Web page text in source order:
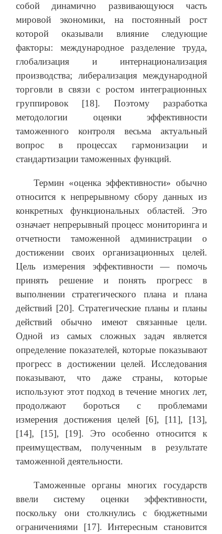
собой динамично развивающуюся часть
мировой экономики, на постоянный рост
которой оказывали влияние следующие
факторы: международное разделение труда,
глобализация и интернационализация
производства; либерализация международной
торговли в связи с ростом интеграционных
группировок [18]. Поэтому разработка
методологии оценки эффективности
таможенного контроля весьма актуальный
вопрос в процессах гармонизации и
стандартизации таможенных функций.
Термин «оценка эффективности» обычно
относится к непрерывному сбору данных из
конкретных функциональных областей. Это
означает непрерывный процесс мониторинга и
отчетности таможенной администрации о
достижении своих организационных целей.
Цель измерения эффективности — помочь
принять решение и понять прогресс в
выполнении стратегического плана и плана
действий [20]. Стратегические планы и планы
действий обычно имеют связанные цели.
Одной из самых сложных задач является
определение показателей, которые показывают
прогресс в достижении целей. Исследования
показывают, что даже страны, которые
используют этот подход в течение многих лет,
продолжают бороться с проблемами
измерения достижения целей [6], [11], [13],
[14], [15], [19]. Это особенно относится к
преимуществам, полученным в результате
таможенной деятельности.
Таможенные органы многих государств
ввели систему оценки эффективности,
поскольку они столкнулись с бюджетными
ограничениями [17]. Интересным становится